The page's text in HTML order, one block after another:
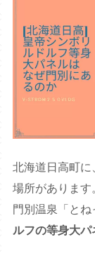
北海道日高町
場所があります
門別温泉「とね
ルフの等身大パ